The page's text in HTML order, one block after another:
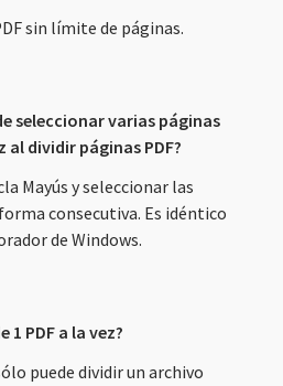
sin límite de páginas.
seleccionar varias páginas
al dividir páginas PDF?
Mayús y seleccionar las
consecutiva. Es idéntico
de Windows.
1 PDF a la vez?
puede dividir un archivo